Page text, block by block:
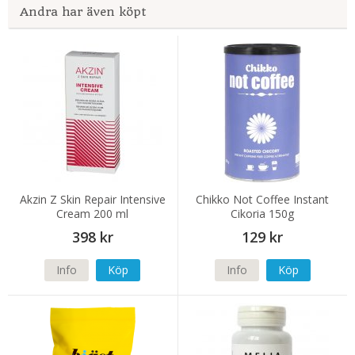
Andra har även köpt
Akzin Z Skin Repair Intensive
Cream 200 ml
398 kr
Info Köp
Chikko Not Coffee Instant
Cikoria 150g
129 kr
Info Köp